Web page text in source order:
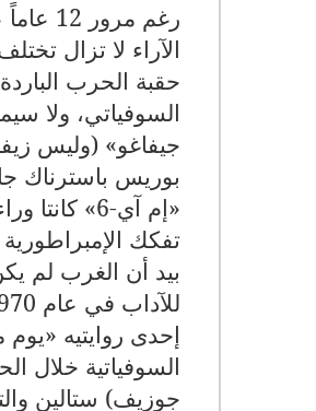
رغم مرور 12 عاماً على وفاة ألكسندر سولجنتسين في 3 آب (أغسطس) من سنة
الآراء لا تزال
حقبة الحرب
السوفياتي، ولا
بوريس باسترناك جائزة نوبل في
«إم آي-6»
تفكك
بيد أن الغرب لم
للآداب في عام 1970، ولما يكن قد كتب سوى روايتين وبعض القصص القصيرة
إحدى روايتيه
السوفياتية خلال